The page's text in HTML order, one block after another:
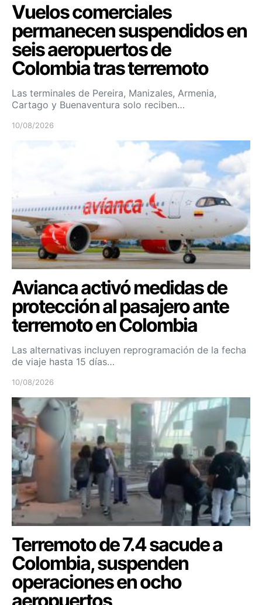
Vuelos comerciales
permanecen suspendidos en
seis aeropuertos de
Colombia tras terremoto
Las terminales de Pereira, Manizales, Armenia,
Cartago y Buenaventura solo reciben…
10/08/2026
Avianca activó medidas de
protección al pasajero ante
terremoto en Colombia
Las alternativas incluyen reprogramación de la fecha
de viaje hasta 15 días…
10/08/2026
Terremoto de 7.4 sacude a
Colombia, suspenden
operaciones en ocho